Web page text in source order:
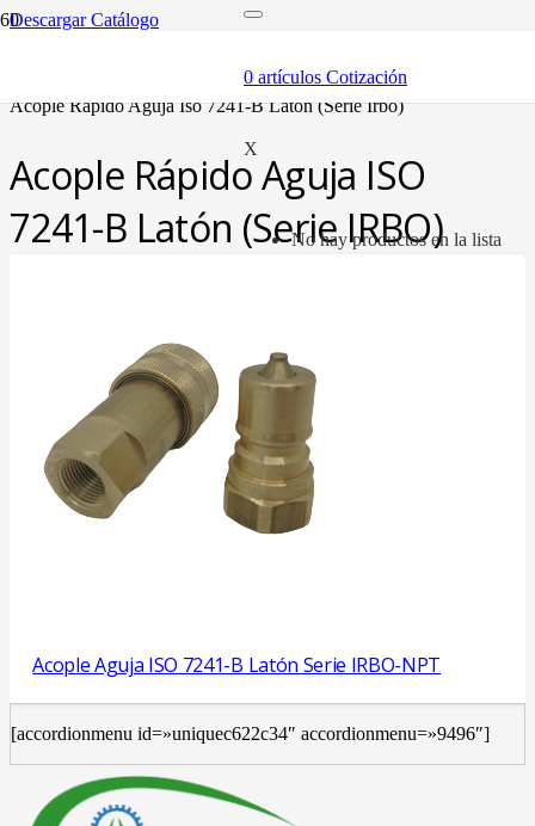
0 artículos Cotización
X
No hay productos en la lista
Descargar Catálogo
acople rápido aguja iso 7241-b latón (serie irbo)
Acople Rápido Aguja ISO
7241-B Latón (Serie IRBO)
Acople Aguja ISO 7241-B Latón Serie IRBO-NPT
[accordionmenu id=»uniquec622c34″ accordionmenu=»9496″]